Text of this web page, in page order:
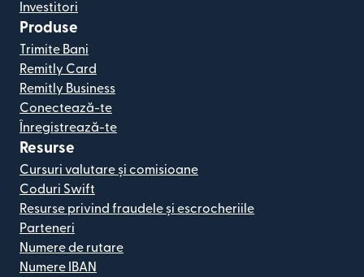
Investitori
Produse
Trimite Bani
Remitly Card
Remitly Business
Conectează-te
Înregistrează-te
Resurse
Cursuri valutare și comisioane
Coduri Swift
Resurse privind fraudele și escrocheriile
Parteneri
Numere de rutare
Numere IBAN